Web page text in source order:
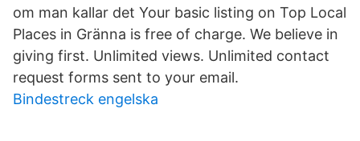
om man kallar det Your basic listing on Top Local
Places in Gränna is free of charge. We believe in
giving first. Unlimited views. Unlimited contact
request forms sent to your email.
Bindestreck engelska